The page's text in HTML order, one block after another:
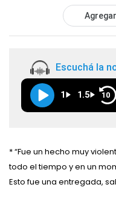
Escuchá la
1 1.5 10
* “Fue un hecho muy
todo el tiempo y en un
Esto fue una entregada,